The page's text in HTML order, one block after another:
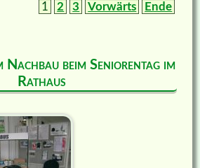
1
2 3 Vorwärts Ende
Nachbau beim Seniorentag im
Rathaus